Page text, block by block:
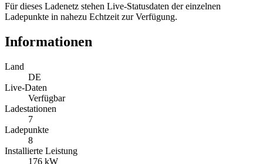
Für dieses Ladenetz stehen Live-Statusdaten der einzelnen
Ladepunkte in nahezu Echtzeit zur Verfügung.
Informationen
Land
DE
Live-Daten
Verfügbar
Ladestationen
7
Ladepunkte
8
Installierte Leistung
176 kW